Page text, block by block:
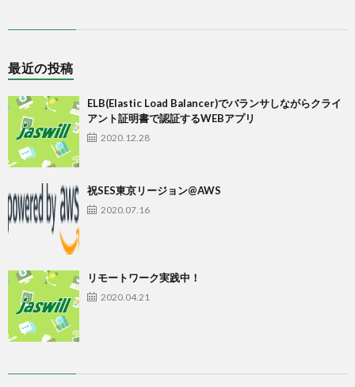
最近の投稿
ELB(Elastic Load Balancer)でバランサしながらクライ
アント証明書で認証するWEBアプリ
2020.12.28
祝SES東京リージョン@AWS
2020.07.16
リモートワーク実践中！
2020.04.21